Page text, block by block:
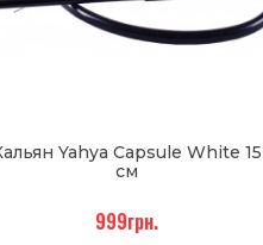
Yahya Capsule White 15
см
999грн.